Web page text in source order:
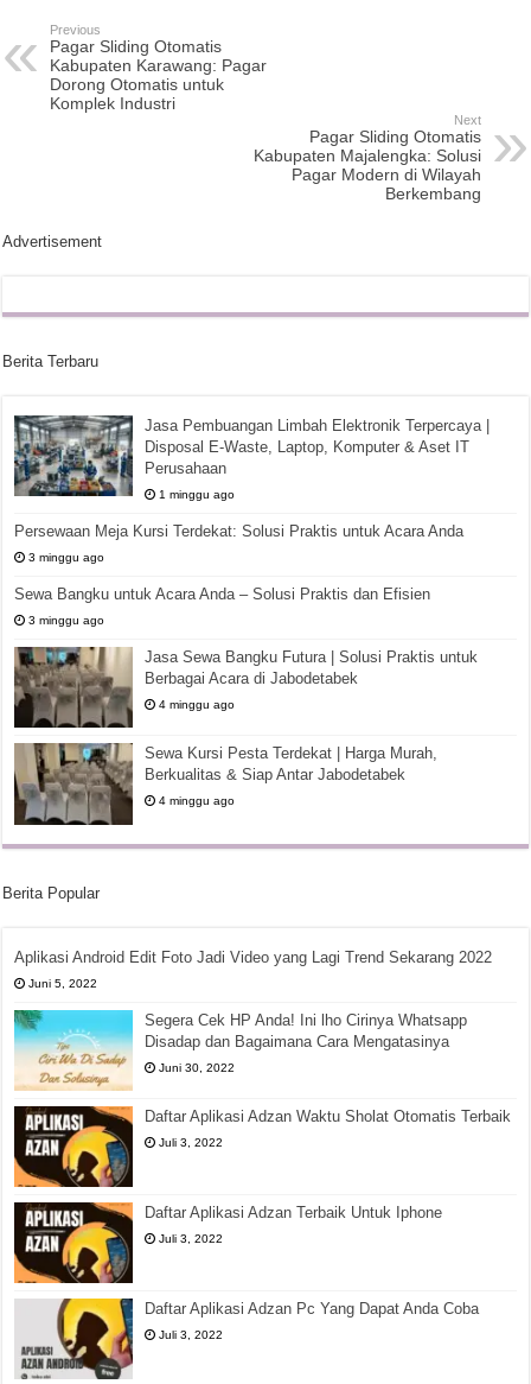
Previous
Pagar Sliding Otomatis
Kabupaten Karawang: Pagar
Dorong Otomatis untuk
Komplek Industri
Next
Pagar Sliding Otomatis
Kabupaten Majalengka: Solusi
Pagar Modern di Wilayah
Berkembang
Advertisement
Berita Terbaru
Jasa Pembuangan Limbah Elektronik Terpercaya |
Disposal E-Waste, Laptop, Komputer & Aset IT
Perusahaan
1 minggu ago
Persewaan Meja Kursi Terdekat: Solusi Praktis untuk Acara Anda
3 minggu ago
Sewa Bangku untuk Acara Anda – Solusi Praktis dan Efisien
3 minggu ago
Jasa Sewa Bangku Futura | Solusi Praktis untuk
Berbagai Acara di Jabodetabek
4 minggu ago
Sewa Kursi Pesta Terdekat | Harga Murah,
Berkualitas & Siap Antar Jabodetabek
4 minggu ago
Berita Popular
Aplikasi Android Edit Foto Jadi Video yang Lagi Trend Sekarang 2022
Juni 5, 2022
Segera Cek HP Anda! Ini lho Cirinya Whatsapp
Disadap dan Bagaimana Cara Mengatasinya
Juni 30, 2022
Daftar Aplikasi Adzan Waktu Sholat Otomatis Terbaik
Juli 3, 2022
Daftar Aplikasi Adzan Terbaik Untuk Iphone
Juli 3, 2022
Daftar Aplikasi Adzan Pc Yang Dapat Anda Coba
Juli 3, 2022